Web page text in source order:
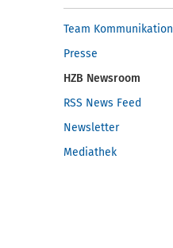
Team Kommunikation
Presse
HZB Newsroom
RSS News Feed
Newsletter
Mediathek